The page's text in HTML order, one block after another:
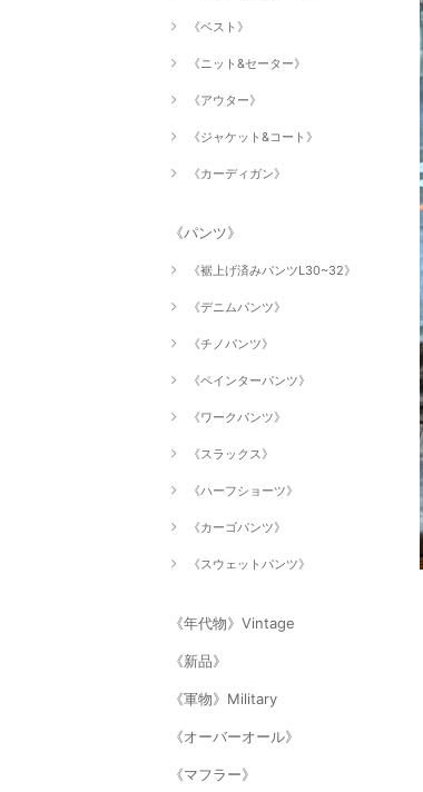
《ベスト》
《ニット&セーター》
《アウター》
《ジャケット&コート》
《カーディガン》
《パンツ》
《裾上げ済みパンツL30~32》
《デニムパンツ》
《チノパンツ》
《ペインターパンツ》
《ワークパンツ》
《スラックス》
《ハーフショーツ》
《カーゴパンツ》
《スウェットパンツ》
《年代物》Vintage
《新品》
《軍物》Military
《オーバーオール》
《マフラー》